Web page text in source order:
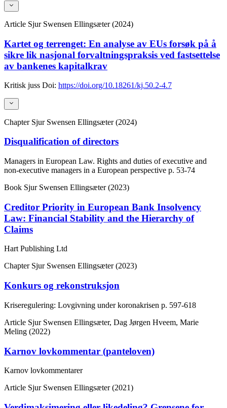
Article Sjur Swensen Ellingsæter (2024)
Kartet og terrenget: En analyse av EUs forsøk på å
sikre lik nasjonal forvaltningspraksis ved fastsettelse
av bankenes kapitalkrav
Kritisk juss Doi: https://doi.org/10.18261/kj.50.2-4.7
Chapter Sjur Swensen Ellingsæter (2024)
Disqualification of directors
Managers in European Law. Rights and duties of executive and
non-executive managers in a European perspective p. 53-74
Book Sjur Swensen Ellingsæter (2023)
Creditor Priority in European Bank Insolvency
Law: Financial Stability and the Hierarchy of
Claims
Hart Publishing Ltd
Chapter Sjur Swensen Ellingsæter (2023)
Konkurs og rekonstruksjon
Kriseregulering: Lovgivning under koronakrisen p. 597-618
Article Sjur Swensen Ellingsæter, Dag Jørgen Hveem, Marie
Meling (2022)
Karnov lovkommentar (panteloven)
Karnov lovkommentarer
Article Sjur Swensen Ellingsæter (2021)